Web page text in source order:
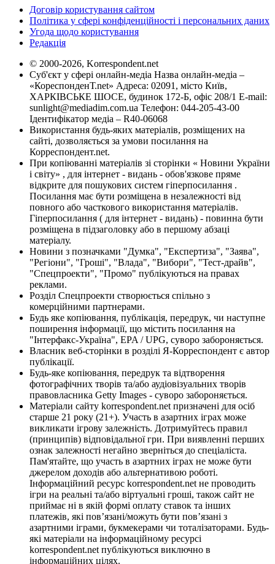
Договір користування сайтом
Політика у сфері конфіденційності і персональних даних
Угода щодо користування
Редакція
© 2000-2026, Korrespondent.net
Суб'єкт у сфері онлайн-медіа Назва онлайн-медіа –
«КореспонденТ.net» Адреса: 02091, місто Київ,
ХАРКІВСЬКЕ ШОСЕ, будинок 172-Б, офіс 208/1 E-mail:
sunlight@mediadim.com.ua Телефон: 044-205-43-00
Ідентифікатор медіа – R40-06068
Використання будь-яких матеріалів, розміщених на
сайті, дозволяється за умови посилання на
Корреспондент.net.
При копіюванні матеріалів зі сторінки « Новини України
і світу» , для інтернет - видань - обов'язкове пряме
відкрите для пошукових систем гіперпосилання .
Посилання має бути розміщена в незалежності від
повного або часткового використання матеріалів.
Гіперпосилання ( для інтернет - видань) - повинна бути
розміщена в підзаголовку або в першому абзаці
матеріалу.
Новини з позначками "Думка", "Експертиза", "Заява",
"Регіони", "Гроші", "Влада", "Вибори", "Тест-драйв",
"Спецпроекти", "Промо" публікуються на правах
реклами.
Розділ Спецпроекти створюється спільно з
комерційними партнерами.
Будь яке копіювання, публікація, передрук, чи наступне
поширення інформації, що містить посилання на
"Інтерфакс-Україна", EPA / UPG, суворо забороняється.
Власник веб-сторінки в розділі Я-Корреспондент є автор
публікації.
Будь-яке копіювання, передрук та відтворення
фотографічних творів та/або аудіовізуальних творів
правовласника Getty Images - суворо забороняється.
Матеріали сайту korrespondent.net призначені для осіб
старше 21 року (21+). Участь в азартних іграх може
викликати ігрову залежність. Дотримуйтесь правил
(принципів) відповідальної гри. При виявленні перших
ознак залежності негайно зверніться до спеціаліста.
Пам'ятайте, що участь в азартних іграх не може бути
джерелом доходів або альтернативою роботі.
Інформаційний ресурс korrespondent.net не проводить
ігри на реальні та/або віртуальні гроші, також сайт не
приймає ні в якій формі оплату ставок та інших
платежів, які пов’язані/можуть бути пов’язані з
азартними іграми, букмекерами чи тоталізаторами. Будь-
які матеріали на інформаційному ресурсі
korrespondent.net публікуються виключно в
інформаційних цілях.